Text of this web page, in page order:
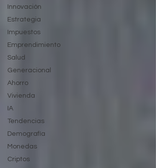
Innovación
Estrategia
Impuestos
Emprendimiento
Salud
Generacional
Ahorro
Vivienda
IA
Tendencias
Demografía
Monedas
Criptos